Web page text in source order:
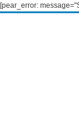
[pear_error: